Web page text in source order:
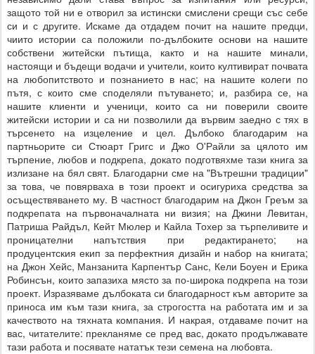
защото той ни е отворил за истински смислени срещи със себе
си и с другите. Искаме да отдадем почит на нашите предци,
чиито истории са положили по-дълбоките основи на нашите
собствени житейски пътища, както и на нашите минали,
настоящи и бъдещи водачи и учители, които култивират почвата
на любопитството и познанието в нас; на нашите колеги по
пътя, с които сме споделяли пътуването; и, разбира се, на
нашите клиенти и ученици, които са ни поверили своите
житейски истории и са ни позволили да вървим заедно с тях в
търсенето на изцеление и цел. Дълбоко благодарим на
партньорите си Стюарт Григс и Джо О'Райли за цялото им
търпение, любов и подкрепа, докато подготвяхме тази книга за
излизане на бял свят. Благодарни сме на "Вътрешни традиции"
за това, че повярваха в този проект и осигуриха средства за
осъществяването му. В частност благодарим на Джон Греъм за
подкрепата на първоначалната ни визия; на Джини Левитан,
Патриша Райдъл, Кейт Мюлер и Кайла Тохер за търпеливите и
проницателни напътствия при редактирането; на
продуцентския екип за перфектния дизайн и набор на книгата;
на Джон Хейс, Манзанита Карпентър Санс, Кели Боуен и Ерика
Робинсън, които запазиха място за по-широка подкрепа на този
проект. Изразяваме дълбоката си благодарност към авторите за
приноса им към тази книга, за строгостта на работата им и за
качеството на тяхната компания. И накрая, отдаваме почит на
вас, читателите: прекланяме се пред вас, докато продължавате
тази работа и посявате нататък тези семена на любовта.